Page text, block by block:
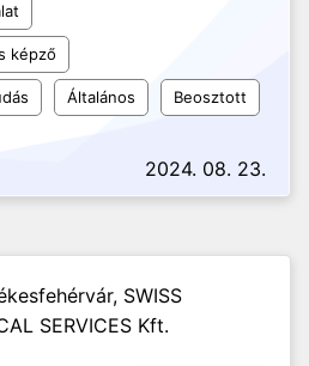
képző
Általános Beosztott
2024. 08. 23.
SWISS
SERVICES Kft.